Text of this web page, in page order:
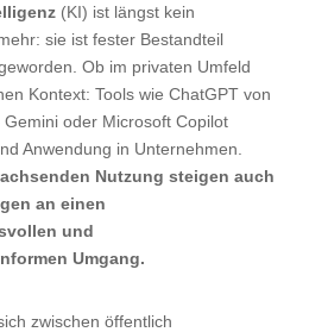
(KI) ist längst kein
sie ist fester Bestandteil
Ob im privaten Umfeld
Kontext: Tools wie ChatGPT von
oder Microsoft Copilot
Anwendung in Unternehmen.
Nutzung steigen auch
an einen
und
Umgang.
zwischen öffentlich